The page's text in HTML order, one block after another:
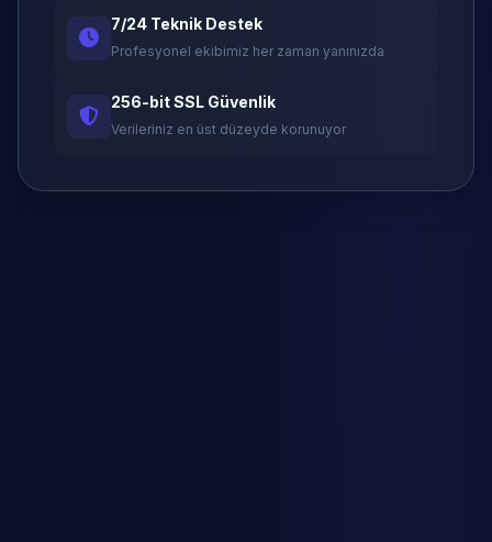
7/24 Teknik Destek
Profesyonel ekibimiz her zaman yanınızda
256-bit SSL Güvenlik
Verileriniz en üst düzeyde korunuyor